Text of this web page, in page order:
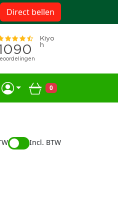
Winkelwagen
0
Direct bellen
Incl. BTW